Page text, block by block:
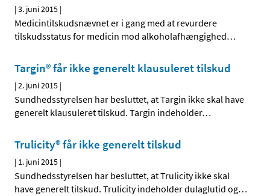
|3. juni 2015 |
Medicintilskudsnævnet er i gang med at revurdere
tilskudsstatus for medicin mod alkoholafhængighed…
Targin® får ikke generelt klausuleret tilskud
|2. juni 2015 |
Sundhedsstyrelsen har besluttet, at Targin ikke skal have
generelt klausuleret tilskud. Targin indeholder…
Trulicity® får ikke generelt tilskud
| 1. juni 2015 |
Sundhedsstyrelsen har besluttet, at Trulicity ikke skal
have generelt tilskud. Trulicity indeholder dulaglutid og…